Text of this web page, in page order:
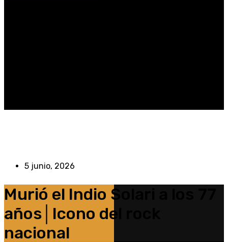
5 junio, 2026
Murió el Indio Solari a los 77
años│Icono del rock
nacional